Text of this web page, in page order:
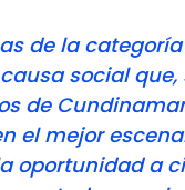
de la categoría
social
de
el mejor
oportunidad a